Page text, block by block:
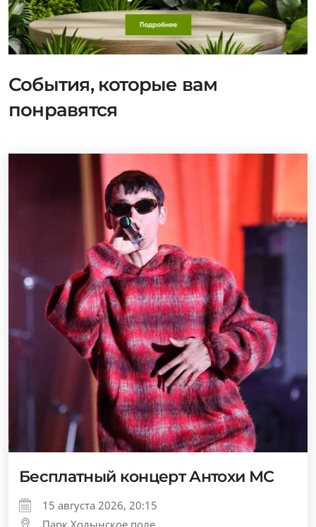
События, которые вам
понравятся
Бесплатный концерт Антохи МС
15 августа 2026, 20:15
Парк Ходынское поле